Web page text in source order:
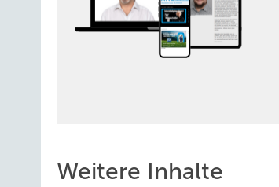
Weitere Inhalte